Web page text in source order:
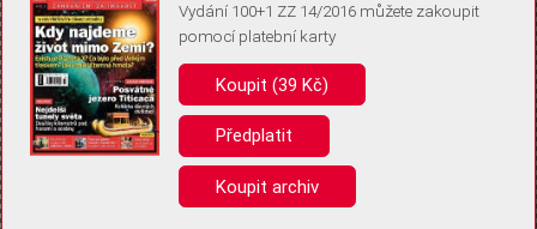
Pro základní fungování webu nepotřebujeme ukládat žádné informace
(tzv. cookies apod.). Rádi bychom vás ale požádali o souhlas s
uložením volitelných informací:
Anonymní unikátní ID
Díky němu příště poznáme, že se jedná o stejné zařízení, a
Vydání 100+1 ZZ 14/2016 můžete zakoupit
pomocí platební karty
Koupit (39 Kč)
Předplatit
Koupit archiv